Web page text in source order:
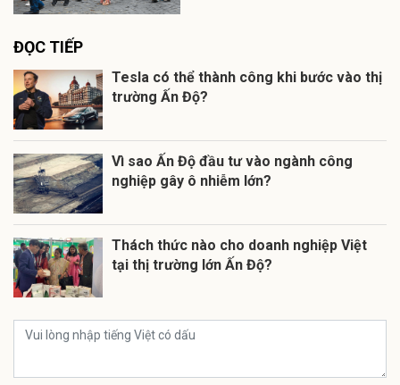
ĐỌC TIẾP
Tesla có thể thành công khi bước vào thị
trường Ấn Độ?
Vì sao Ấn Độ đầu tư vào ngành công
nghiệp gây ô nhiễm lớn?
Thách thức nào cho doanh nghiệp Việt
tại thị trường lớn Ấn Độ?